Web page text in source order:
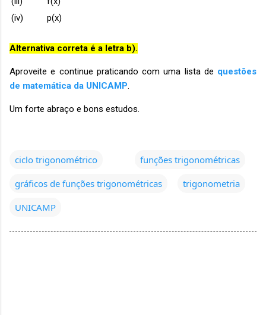
(iv)
p(x)
Alternativa correta é a letra b).
Aproveite e continue praticando com uma lista de questões
de matemática da UNICAMP.
Um forte abraço e bons estudos.
ciclo trigonométrico
funções trigonométricas
gráficos de funções trigonométricas
trigonometria
UNICAMP